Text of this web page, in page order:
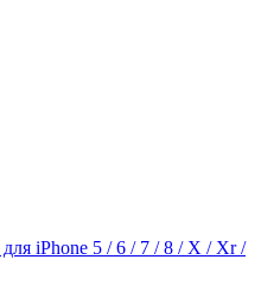
iPhone 5 / 6 / 7 / 8 / X / Xr /